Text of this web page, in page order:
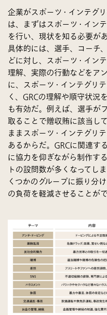
企業がスポーツ・インテグ
は、まずはスポーツ・イン
を行い、現状を知る必要があ
具体的には、選手、コーチ
どに対し、スポーツ・イン
理解、実際の行動などをア
に、スポーツ・インテグリ
く、GRCの理解や順守状況
も有効だ。例えば、選手が
取ることで贈収賄に該当し
ままスポーツ・インテグリ
あるからだ。GRCに関連す
に協力を仰ぎながら制作す
トの設問数が多くなってし
くつかのグループに振り分
の負荷を軽減させることがで